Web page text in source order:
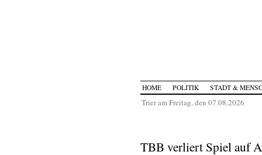
HOME POLITIK STADT &
Trier am Freitag, den 07.08.2026
TBB verliert Spiel auf